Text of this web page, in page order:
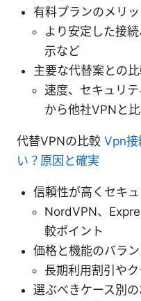
有料プランのメリッ
より安定した接
示など
主要な代替案との
速度、セキュリ
から他社VPNと
代替VPNの比較 Vpn接
い？原因と確実
信頼性が高くセキ
NordVPN、
較ポイント
価格と機能のバラン
長期利用割引や
選ぶべきケース別